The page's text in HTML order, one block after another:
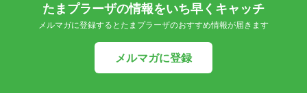
たまプラーザの情報をいち早くキャッチ
メルマガに登録するとたまプラーザのおすすめ情報が届きます
メルマガに登録